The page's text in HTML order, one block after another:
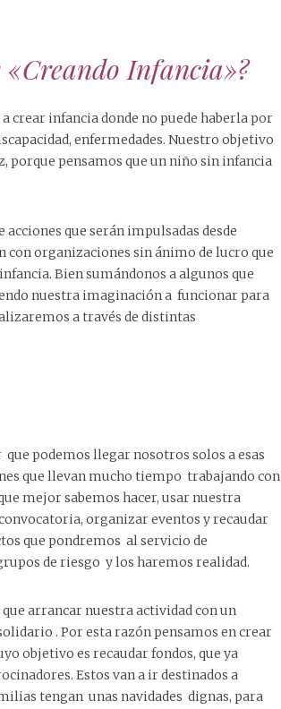
Infancia»?
crear infancia donde no puede haberla por
enfermedades. Nuestro objetivo
porque pensamos que un niño sin infancia
que serán impulsadas desde
organizaciones sin ánimo de lucro que
Bien sumándonos a algunos que
nuestra imaginación a funcionar para
a través de distintas
podemos llegar nosotros solos a esas
que llevan mucho tiempo trabajando con
mejor sabemos hacer, usar nuestra
organizar eventos y recaudar
que pondremos al servicio de
de riesgo y los haremos realidad.
arrancar nuestra actividad con un
. Por esta razón pensamos en crear
objetivo es recaudar fondos, que ya
Estos van a ir destinados a
tengan unas navidades dignas, para